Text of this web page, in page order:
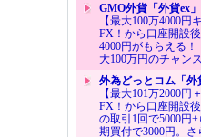
GMO外貨「外貨ex」
【最大100万4000円
FX！から口座開設
4000円がもらえる
大100万円のチャン
外為どっとコム「外
【最大101万2000円
FX！から口座開設
の取引1回で5000円
期買付で3000円。